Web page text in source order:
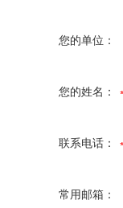
您的单位：
您的姓名：
联系电话：
常用邮箱：